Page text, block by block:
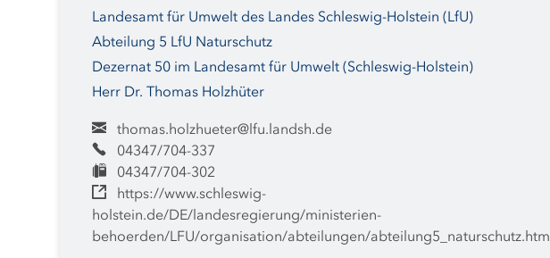
Landesamt für Umwelt des Landes Schleswig-Holstein (LfU)
Abteilung 5 LfU Naturschutz
Dezernat 50 im Landesamt für Umwelt (Schleswig-Holstein)
Herr Dr. Thomas Holzhüter
thomas.holzhueter@lfu.landsh.de
04347/704-337
04347/704-302
https://www.schleswig-
holstein.de/DE/landesregierung/ministerien-
behoerden/LFU/organisation/abteilungen/abteilung5_naturschutz.html